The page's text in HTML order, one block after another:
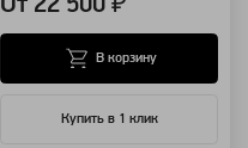
От 22 500 ₽
Купить в 1 клик
В корзину